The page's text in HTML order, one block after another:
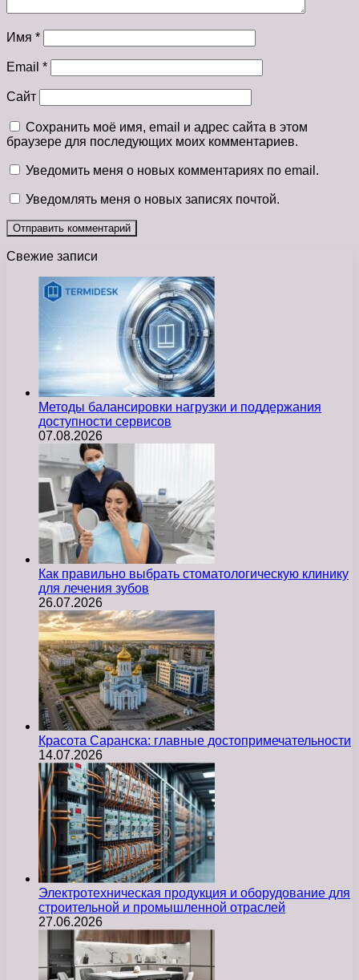
Имя *
Email *
Сайт
Сохранить моё имя, email и адрес сайта в этом
браузере для последующих моих комментариев.
Уведомить меня о новых комментариях по email.
Уведомлять меня о новых записях почтой.
Свежие записи
Методы балансировки нагрузки и поддержания
доступности сервисов
07.08.2026
Как правильно выбрать стоматологическую клинику
для лечения зубов
26.07.2026
Красота Саранска: главные достопримечательности
14.07.2026
Электротехническая продукция и оборудование для
строительной и промышленной отраслей
27.06.2026